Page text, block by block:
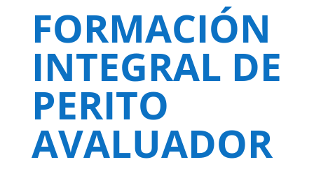
FORMACIÓN
INTEGRAL DE
PERITO
AVALUADOR